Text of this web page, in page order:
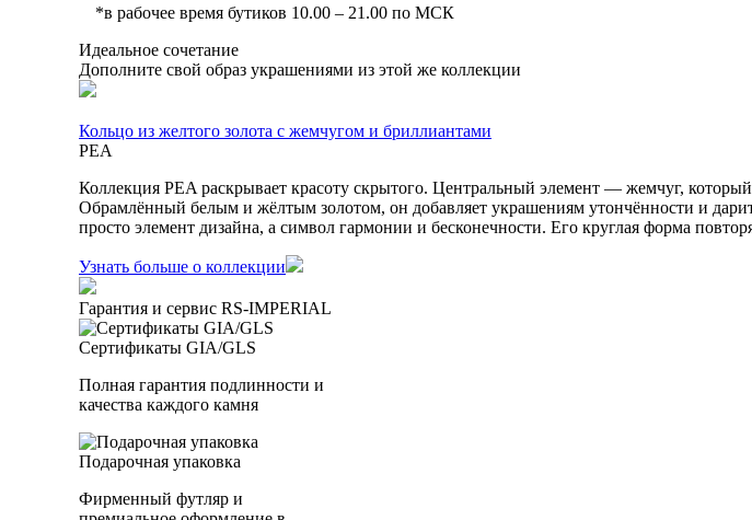
*в рабочее время бутиков 10.00 – 21.00 по МСК
Идеальное сочетание
Дополните свой образ украшениями из этой же коллекции
Кольцо из желтого золота с жемчугом и бриллиантами
PEA
Коллекция PEA раскрывает красоту скрытого. Центральный элемент — жемчуг,
Обрамлённый белым и жёлтым золотом, он добавляет украшениям утончённости и
просто элемент дизайна, а символ гармонии и бесконечности. Его круглая форма
Узнать больше о коллекции
Гарантия и сервис RS‑IMPERIAL
Сертификаты GIA/GLS
Полная гарантия подлинности и
качества каждого камня
Подарочная упаковка
Фирменный футляр и